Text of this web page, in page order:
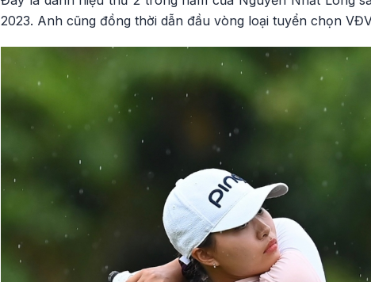
2023. Anh cũng đồng thời dẫn đầu vòng loại tuyển chọn